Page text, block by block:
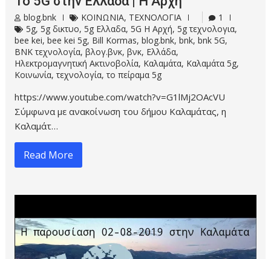
blog.bnk ΚΟΙΝΩΝΙΑ, ΤΕΧΝΟΛΟΓΙΑ
1
5g,5g δικτυο,5g Ελλαδα,5G Η Αρχή,5g τεχνολογια,
bee kei,bee kei 5g, Bill Kormas,blog.bnk,bnk,bnk 5G,
BNK τεχνολογία,βλογ.βνκ,βνκ, Ελλάδα,
Ηλεκτρομαγνητική Ακτινοβολία, Καλαμάτα, Καλαμάτα 5g,
Κοινωνία,τεχνολογία,το πείραμα 5g
https://www.youtube.com/watch?v=G1lMj2OAcVU
Σύμφωνα με ανακοίνωση του δήμου Καλαμάτας, η
Καλαμάτ…
Read More